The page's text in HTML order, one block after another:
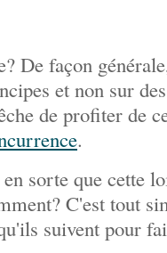
De façon
et non sur
de profiter de
.
sorte que cette
C'est tout
suivent pour